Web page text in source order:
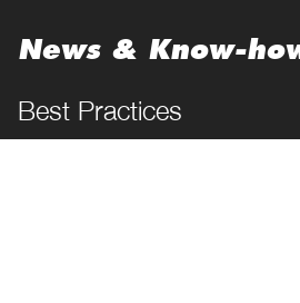
News & Know-
Best Practices